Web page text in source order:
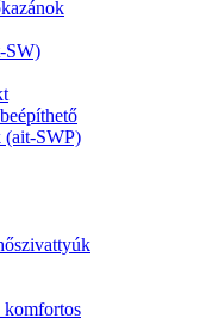
SW)
(ait-SWP)
komfortos